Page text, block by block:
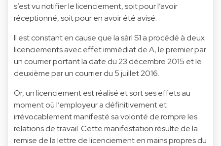
s’est vu notifier le licenciement, soit pour l’avoir
réceptionné, soit pour en avoir été avisé.
Il est constant en cause que la sàrl S1 a procédé à deux
licenciements avec effet immédiat de A, le premier par
un courrier portant la date du 23 décembre 2015 et le
deuxième par un courrier du 5 juillet 2016.
Or, un licenciement est réalisé et sort ses effets au
moment où l’employeur a définitivement et
irrévocablement manifesté sa volonté de rompre les
relations de travail. Cette manifestation résulte de la
remise de la lettre de licenciement en mains propres du